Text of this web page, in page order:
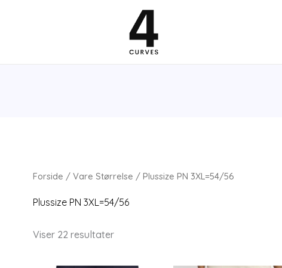
Forside / Vare Størrelse / Plussize PN 3XL=54/56
Plussize PN 3XL=54/56
Viser 22 resultater